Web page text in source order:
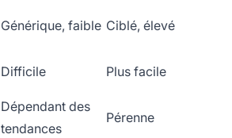
Générique, faible Ciblé, élevé
Difficile Plus facile
Dépendant des
tendances
Pérenne